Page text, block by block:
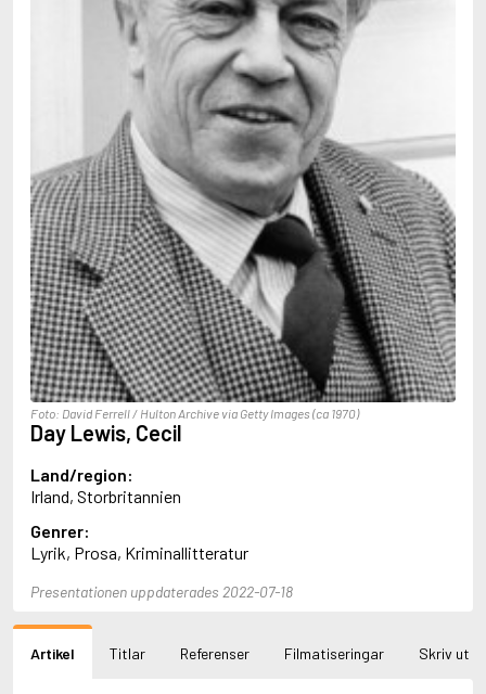
Abgarjan, Narine
Aboulela, Leila
Abrahams, Peter (f. 1919)
Abrahams, Peter (f. 1947)
Abrahamson, Emmy
Abse, Dannie
Abu-Jaber, Diana
Abulhawa, Susan
Aburas, Lone
Achebe, Chinua
Achmatova, Anna
Aciman, André
Ackebo, Lena
Acker, Kathy
Ackroyd, Peter
Adam de la Halle
Adamov, Arthur
Adams, Douglas
Adams, Herbert
Adams, Jane
Adams, Richard
Adbåge, Emma
Adbåge, Lisen
Adelborg, Ottilia
Adiga, Aravind
Adnan, Etel
Foto: David Ferrell / Hulton Archive via Getty Images (ca 1970)
Day Lewis, Cecil
Land/region:
Irland, Storbritannien
Genrer:
Lyrik, Prosa, Kriminallitteratur
Presentationen uppdaterades 2022-07-18
Artikel Titlar Referenser Filmatiseringar Skriv ut